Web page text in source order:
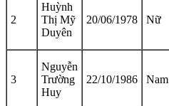
2
Huỳnh
Thị Mỹ
Duyên
20/06/1978 Nữ
3
Nguyễn
Trường
Huy
22/10/1986 Nam